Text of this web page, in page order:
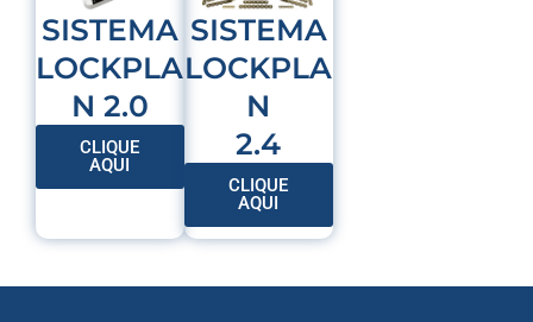
SISTEMA
LOCKPLA
N 2.0
CLIQUE
AQUI
SISTEMA
LOCKPLA
N
2.4
CLIQUE
AQUI